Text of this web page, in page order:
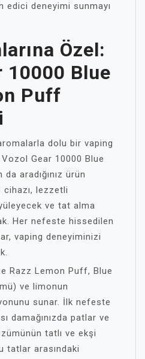
edici deneyimi sunmayı
Özel:
10000 Blue
Puff
dolu bir vaping
Gear 10000 Blue
aradığınız ürün
lezzetli
ve tat alma
Her nefeste hissedilen
vaping deneyiminizi
Razz Lemon Puff, Blue
ve limonun
sunar. İlk nefeste
damağınızda patlar ve
tatlı ve ekşi
tatlar arasındaki